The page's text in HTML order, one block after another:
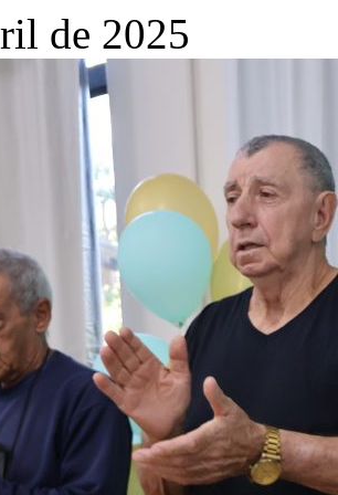
de 2025